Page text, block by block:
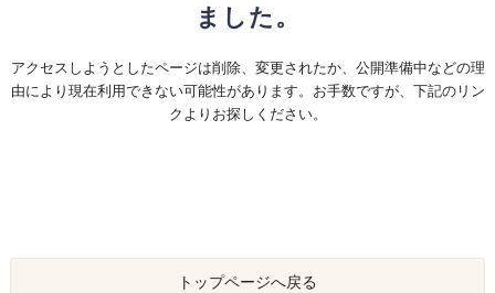
ました。
アクセスしようとしたページは削除、変更されたか、公開準備中などの理
由により現在利用できない可能性があります。お手数ですが、下記のリン
クよりお探しください。
トップページへ戻る